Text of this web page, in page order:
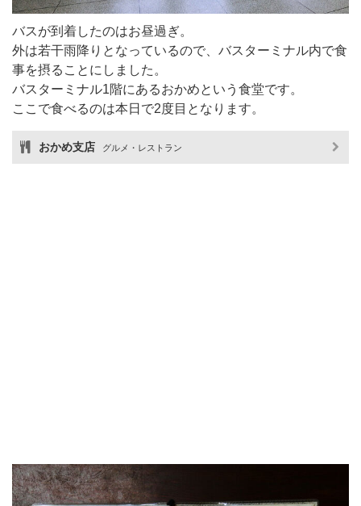
バスが到着したのはお昼過ぎ。
外は若干雨降りとなっているので、バスターミナル内で食
事を摂ることにしました。
バスターミナル1階にあるおかめという食堂です。
ここで食べるのは本日で2度目となります。
おかめ支店 グルメ・レストラン